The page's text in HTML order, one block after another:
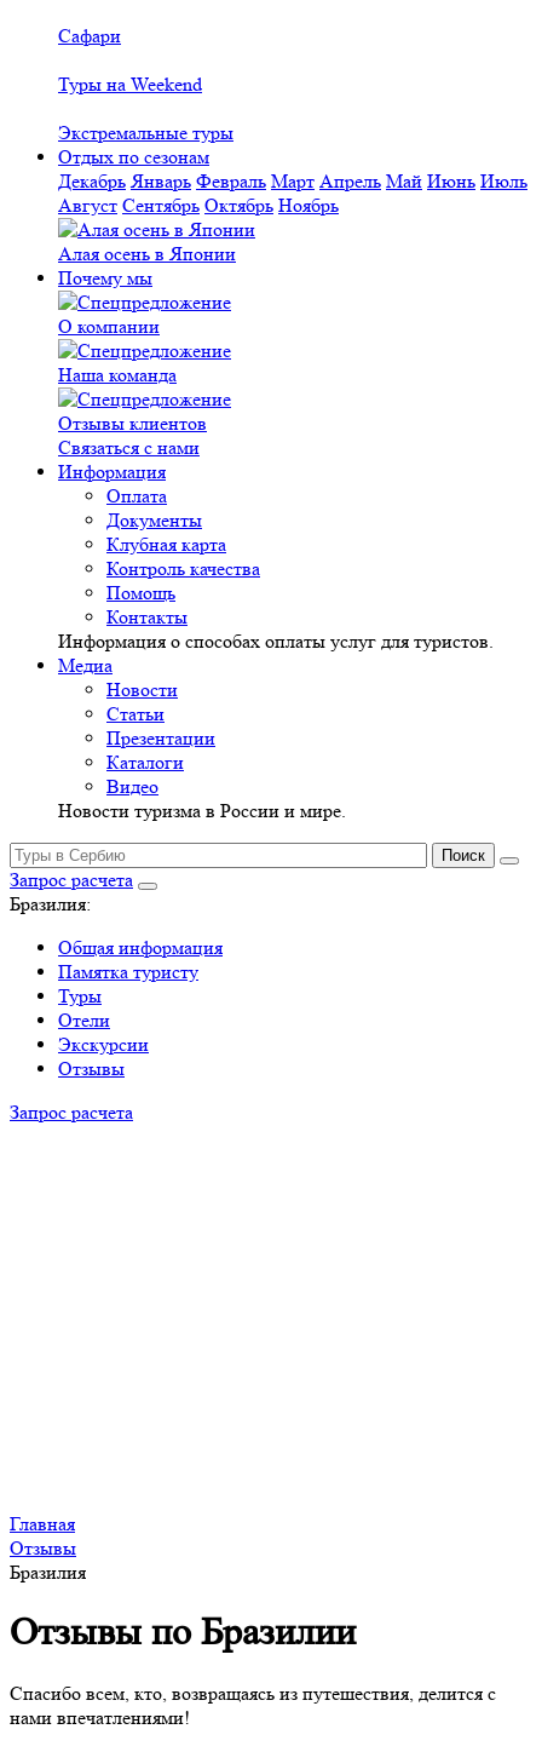
Сафари
Туры на Weekend
Экстремальные туры
Отдых по сезонам
Декабрь Январь Февраль Март Апрель Май Июнь Июль
Август Сентябрь Октябрь Ноябрь
Алая осень в Японии
Почему мы
О компании
Наша команда
Отзывы клиентов
Связаться с нами
Информация
Оплата
Документы
Клубная карта
Контроль качества
Помощь
Контакты
Информация о способах оплаты услуг для туристов.
Медиа
Новости
Статьи
Презентации
Каталоги
Видео
Новости туризма в России и мире.
Запрос расчета
Бразилия:
Общая информация
Памятка туристу
Туры
Отели
Экскурсии
Отзывы
Запрос расчета
Главная
Отзывы
Бразилия
Отзывы по Бразилии
Спасибо всем, кто, возвращаясь из путешествия, делится с
нами впечатлениями!